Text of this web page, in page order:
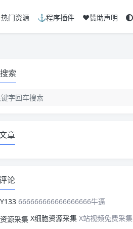
门资源 ⚓程序插件 ❤️赞助声明
索
章
论
Y133 666666666666666666牛逼
X细胞资源采集 X站视频免费采集，可以适配此CMS，含免费模板。有需要的站长可以看看xxibaozyw.com